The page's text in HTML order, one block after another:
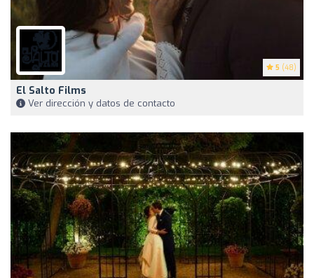
5 (48)
El Salto Films
Ver dirección y datos de contacto